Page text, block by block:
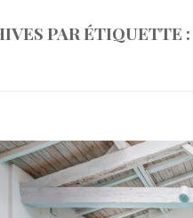
PAR ÉTIQUETTE :